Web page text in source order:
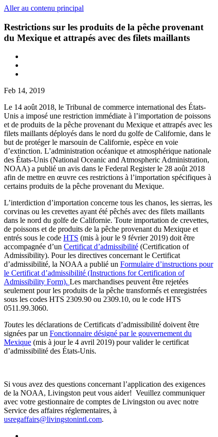
Aller au contenu principal
Restrictions sur les produits de la pêche provenant
du Mexique et attrapés avec des filets maillants
Feb 14, 2019
Le 14 août 2018, le Tribunal de commerce international des États-
Unis a imposé une restriction immédiate à l’importation de poissons
et de produits de la pêche provenant du Mexique et attrapés avec les
filets maillants déployés dans le nord du golfe de Californie, dans le
but de protéger le marsouin de Californie, espèce en voie
d’extinction. L’administration océanique et atmosphérique nationale
des États-Unis (National Oceanic and Atmospheric Administration,
NOAA) a publié un avis dans le Federal Register le 28 août 2018
afin de mettre en œuvre ces restrictions à l’importation spécifiques à
certains produits de la pêche provenant du Mexique.
L’interdiction d’importation concerne tous les chanos, les sierras, les
corvinas ou les crevettes ayant été pêchés avec des filets maillants
dans le nord du golfe de Californie. Toute importation de crevettes,
de poissons et de produits de la pêche provenant du Mexique et
entrés sous le code HTS (mis à jour le 9 février 2019) doit être
accompagnée d’un Certificat d’admissibilité (Certification of
Admissibility). Pour les directives concernant le Certificat
d’admissibilité, la NOAA a publié un Formulaire d’instructions pour
le Certificat d’admissibilité (Instructions for Certification of
Admissibility Form). Les marchandises peuvent être rejetées
seulement pour les produits de la pêche transformés et enregistrées
sous les codes HTS 2309.90 ou 2309.10, ou le code HTS
0511.99.3060.
Toutes les déclarations de Certificats d’admissibilité doivent être
signées par un Fonctionnaire désigné par le gouvernement du
Mexique (mis à jour le 4 avril 2019) pour valider le certificat
d’admissibilité des États-Unis.
Si vous avez des questions concernant l’application des exigences
de la NOAA, Livingston peut vous aider! Veuillez communiquer
avec votre gestionnaire de comptes de Livingston ou avec notre
Service des affaires réglementaires, à
usregaffairs@livingstonintl.com.